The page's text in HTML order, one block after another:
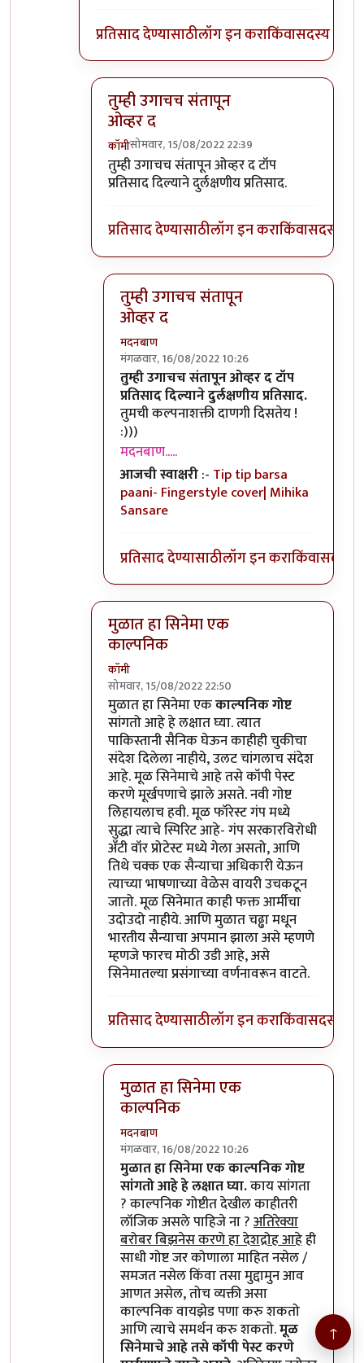
प्रतिसाद देण्यासाठीलॉग इन कराकिंवासदस्य व्हा
तुम्ही उगाचच संतापून
ओव्हर द
कॉमीसोमवार, 15/08/2022 22:39
In reply toतो पाकिस्तान कसा हलकट आहे हे
तुम्ही उगाचच संतापून ओव्हर द टॉप
प्रतिसाद दिल्याने दुर्लक्षणीय प्रतिसाद.
प्रतिसाद देण्यासाठीलॉग इन कराकिंवासदस्य व्हा
तुम्ही उगाचच संतापून
ओव्हर द
मदनबाण
मंगळवार, 16/08/2022 10:26
In reply toतुम्ही उगाचच संतापून ओव्हर द
तुम्ही उगाचच संतापून ओव्हर द टॉप
प्रतिसाद दिल्याने दुर्लक्षणीय प्रतिसाद.
तुमची कल्पनाशक्ती दाणगी दिसतेय !
:)))
मदनबाण.....
आजची स्वाक्षरी:- Tip tip barsa
paani- Fingerstyle cover| Mihika
Sansare
प्रतिसाद देण्यासाठीलॉग इन कराकिंवासदस्य
मुळात हा सिनेमा एक
काल्पनिक
कॉमी
सोमवार, 15/08/2022 22:50
In reply toतो पाकिस्तान कसा हलकट आहे हे
मुळात हा सिनेमा एककाल्पनिक गोष्ट
सांगतो आहे हे लक्षात घ्या. त्यात
पाकिस्तानी सैनिक घेऊन काहीही चुकीचा
संदेश दिलेला नाहीये, उलट चांगलाच संदेश
आहे. मूळ सिनेमाचे आहे तसे कॉपी पेस्ट
करणे मूर्खपणाचे झाले असते. नवी गोष्ट
लिहायलाच हवी. मूळ फॉरेस्ट गंप मध्ये
सुद्धा त्याचे स्पिरिट आहे- गंप सरकारविरोधी
अँटी वॉर प्रोटेस्ट मध्ये गेला असतो, आणि
तिथे चक्क एक सैन्याचा अधिकारी येऊन
त्याच्या भाषणाच्या वेळेस वायरी उचकटून
जातो. मूळ सिनेमात काही फक्त आर्मीचा
उदोउदो नाहीये. आणि मुळात चढ्ढा मधून
भारतीय सैन्याचा अपमान झाला असे म्हणणे
म्हणजे फारच मोठी उडी आहे, असे
सिनेमातल्या प्रसंगाच्या वर्णनावरून वाटते.
प्रतिसाद देण्यासाठीलॉग इन कराकिंवासदस्य व्हा
मुळात हा सिनेमा एक
काल्पनिक
मदनबाण
मंगळवार, 16/08/2022 10:26
In reply toमुळात हा सिनेमा एक काल्पनिक
मुळात हा सिनेमा एक काल्पनिक गोष्ट
सांगतो आहे हे लक्षात घ्या.काय सांगता
? काल्पनिक गोष्टीत देखील काहीतरी
लॉजिक असले पाहिजे ना ?अतिरेक्या
बरोबर बिझनेस करणे हा देशद्रोह आहेही
साधी गोष्ट जर कोणाला माहित नसेल /
समजत नसेल किंवा तसा मुद्दामुन आव
आणत असेल, तोच व्यक्ती असा
काल्पनिक वायझेड पणा करु शकतो
आणि त्याचे समर्थन करु शकतो.मूळ
सिनेमाचे आहे तसे कॉपी पेस्ट करणे
↑